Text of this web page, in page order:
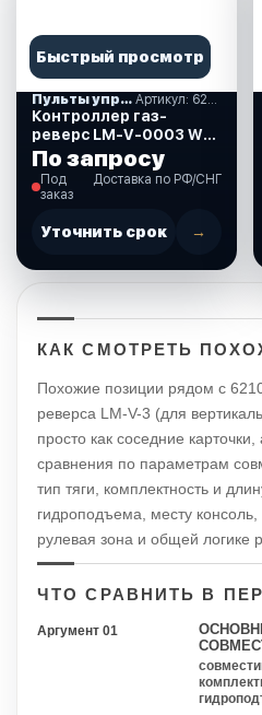
Быстрый просмотр
Пульты управления газ-реверс, аксессуары Артикул: 621007
Контроллер газ-
реверс LM-V-0003 W
(B90) белый 621007
По запросу
Под
заказ
Доставка по РФ/СНГ
Уточнить срок →
КАК СМОТРЕТЬ
Похожие позиции рядом с
реверса LM-V-3 (для
просто как соседние
сравнения по параметрам
тип тяги, комплектность и
гидроподъема, месту консоль,
рулевая зона и общей логике
ЧТО СРАВНИТЬ В
Аргумент 01